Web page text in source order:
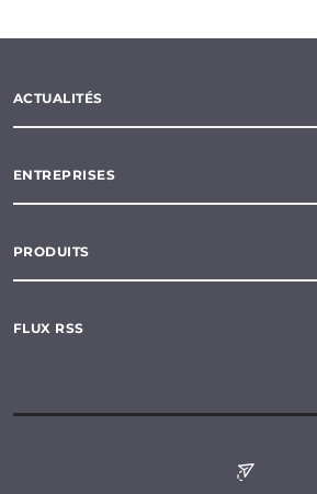
ACTUALITÉS
ENTREPRISES
PRODUITS
FLUX RSS